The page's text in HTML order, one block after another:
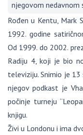
njegovom nedavnom
Rođen u Kentu, Mark
1992. godine
Od 1999. do 2002.
Radiju 4, koji je bio
televiziju. Snimio je 13
njegov podkast je
počinje turneju
knjigu.
Živi u Londonu i ima